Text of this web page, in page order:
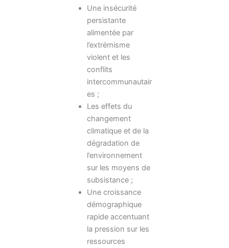
Une insécurité
persistante
alimentée par
l’extrémisme
violent et les
conflits
intercommunautair
es ;
Les effets du
changement
climatique et de la
dégradation de
l’environnement
sur les moyens de
subsistance ;
Une croissance
démographique
rapide accentuant
la pression sur les
ressources